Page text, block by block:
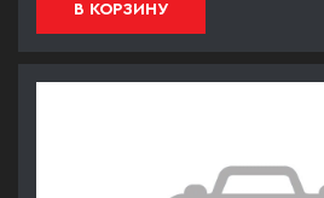
В КОРЗИНУ